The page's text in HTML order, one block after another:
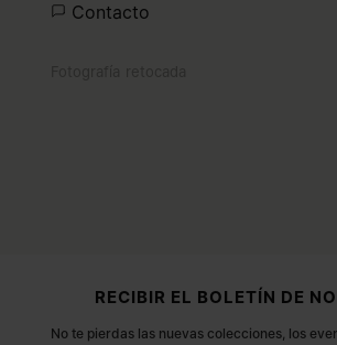
Contacto
RECIBIR EL BOLETÍN DE
No te pierdas las nuevas colecciones, los